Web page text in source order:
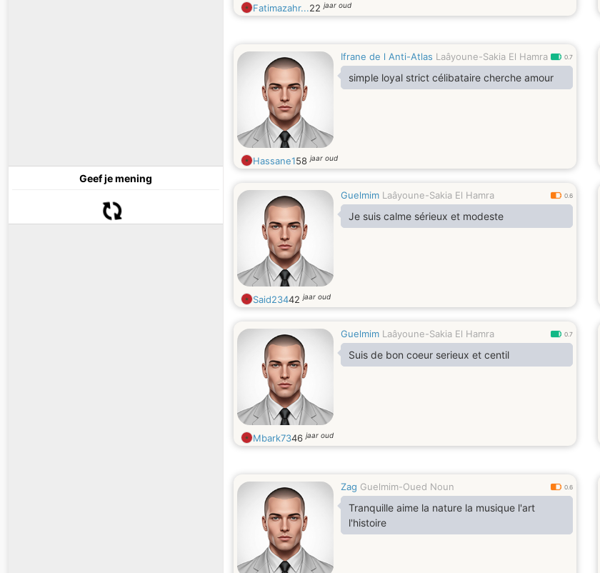
Geef je mening
Fatimazahr...22jaar oud
Ifrane de l Anti-Atlas Laâyoune-Sakia El Hamra 0.7
simple loyal strict célibataire cherche amour
Hassane158jaar oud
Guelmim Laâyoune-Sakia El Hamra 0.6
Je suis calme sérieux et modeste
Said23442jaar oud
Guelmim Laâyoune-Sakia El Hamra 0.7
Suis de bon coeur serieux et centil
Mbark7346jaar oud
Zag Guelmim-Oued Noun 0.6
Tranquille aime la nature la musique l'art
l'histoire